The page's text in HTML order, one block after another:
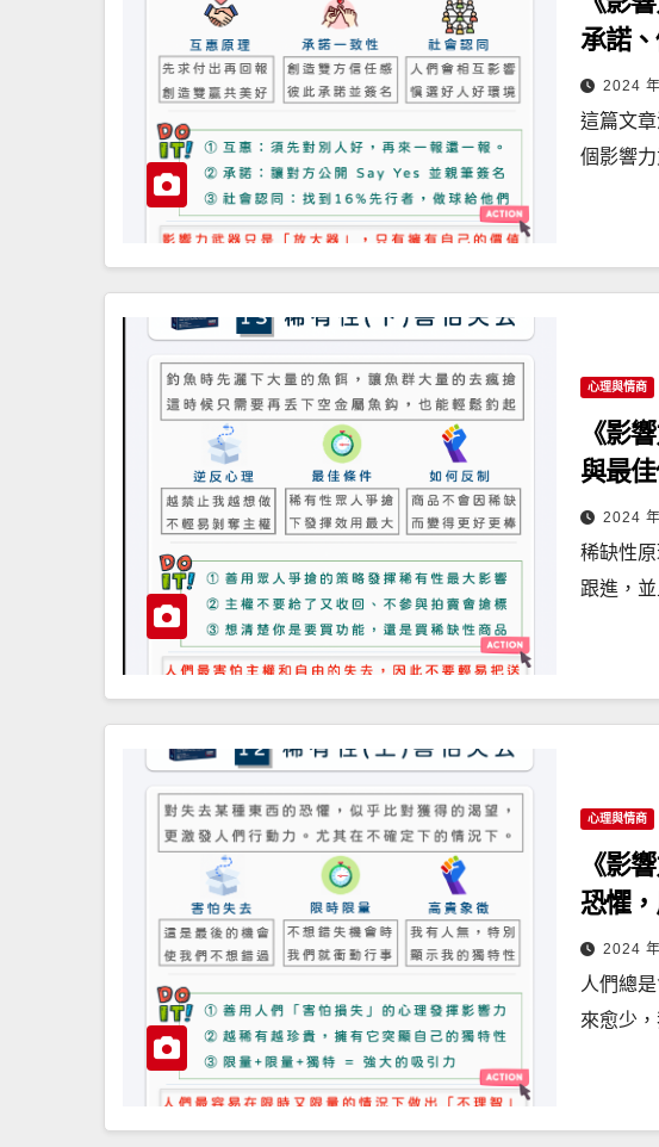
承諾
2024
這篇文
個影響
心理與情商
《影
與最
2024
稀缺性
跟進，
心理與情商
《影
恐懼
2024
人們總
來愈少